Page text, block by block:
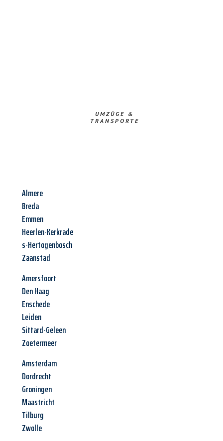
UMZÜGE &
TRANSPORTE
Almere
Breda
Emmen
Heerlen-Kerkrade
s-Hertogenbosch
Zaanstad
Amersfoort
Den Haag
Enschede
Leiden
Sittard-Geleen
Zoetermeer
Amsterdam
Dordrecht
Groningen
Maastricht
Tilburg
Zwolle